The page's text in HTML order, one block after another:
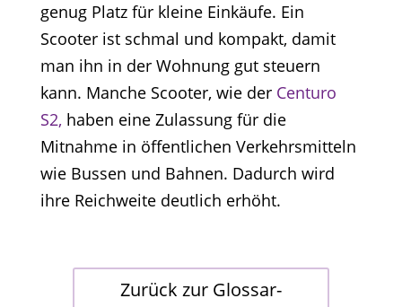
genug Platz für kleine Einkäufe. Ein
Scooter ist schmal und kompakt, damit
man ihn in der Wohnung gut steuern
kann. Manche Scooter, wie der Centuro
S2, haben eine Zulassung für die
Mitnahme in öffentlichen Verkehrsmitteln
wie Bussen und Bahnen. Dadurch wird
ihre Reichweite deutlich erhöht.
Zurück zur Glossar-